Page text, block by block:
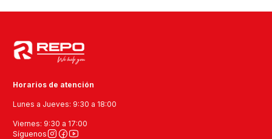
Horarios de atención
Lunes a Jueves: 9:30 a 18:00
Viernes: 9:30 a 17:00
Síguenos